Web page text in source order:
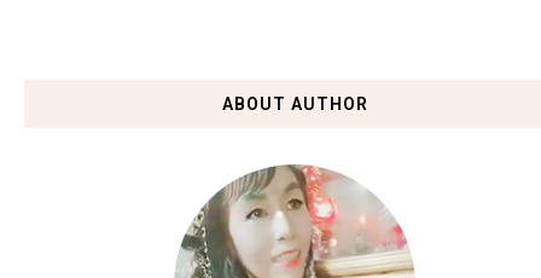
ABOUT AUTHOR